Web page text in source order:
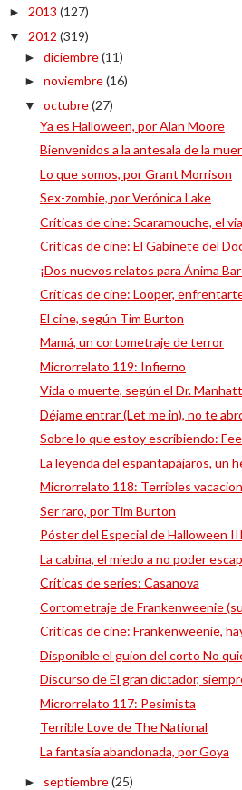
► 2013 (127)
▼ 2012 (319)
► diciembre(11)
► noviembre(16)
▼ octubre(27)
Ya es Halloween, por Alan Moore
Bienvenidos a la antesala de la
Lo que somos, por Grant Morrison
Sex-zombie, por Verónica Lake
Críticas de cine: Scaramouche, el
Críticas de cine: El Gabinete del
¡Dos nuevos relatos para Ánima
Críticas de cine: Looper,
El cine, según Tim Burton
Mamá, un cortometraje de terror
Microrrelato 119: Infierno
Vida o muerte, según el Dr.
Déjame entrar (Let me in), no te
Sobre lo que estoy escribiendo:
La leyenda del espantapájaros, un
Microrrelato 118: Terribles
Ser raro, por Tim Burton
Póster del Especial de Halloween
La cabina, el miedo a no poder
Críticas de series: Casanova
Cortometraje de Frankenweenie
Críticas de cine: Frankenweenie,
Disponible el guion del corto No
Discurso de El gran dictador,
Microrrelato 117: Pesimista
Terrible Love de The National
La fantasía abandonada, por Goya
► septiembre(25)